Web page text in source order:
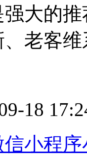
大的
老客
18
小程